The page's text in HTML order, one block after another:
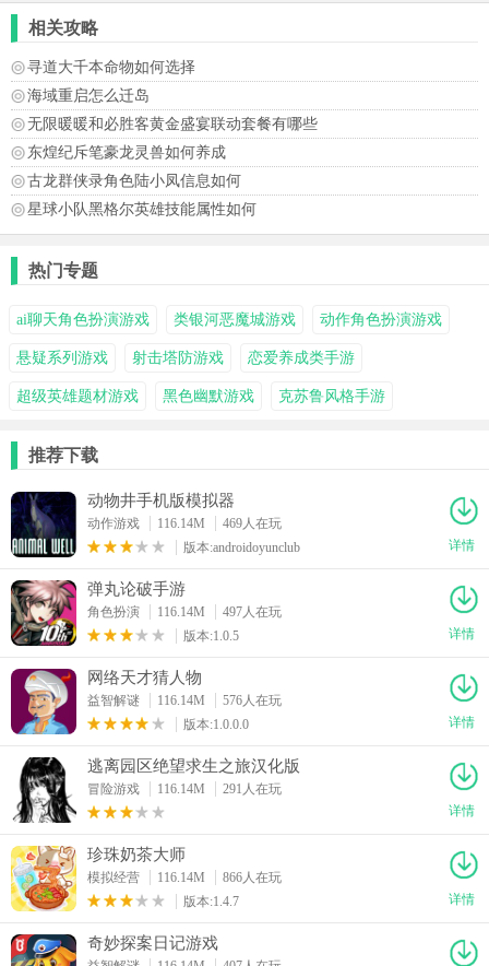
相关攻略
寻道大千本命物如何选择
海域重启怎么迁岛
无限暖暖和必胜客黄金盛宴联动套餐有哪些
东煌纪斥笔豪龙灵兽如何养成
古龙群侠录角色陆小凤信息如何
星球小队黑格尔英雄技能属性如何
热门专题
ai聊天角色扮演游戏 类银河恶魔城游戏 动作角色扮演游戏
悬疑系列游戏 射击塔防游戏 恋爱养成类手游
超级英雄题材游戏 黑色幽默游戏 克苏鲁风格手游
推荐下载
动物井手机版模拟器
动作游戏 116.14M
469人在玩
版本:androidoyunclub
详情
弹丸论破手游
角色扮演 116.14M
497人在玩
版本:1.0.5
详情
网络天才猜人物
益智解谜 116.14M
576人在玩
版本:1.0.0.0
详情
逃离园区绝望求生之旅汉化版
冒险游戏 116.14M
291人在玩
详情
珍珠奶茶大师
模拟经营 116.14M
866人在玩
版本:1.4.7
详情
奇妙探案日记游戏